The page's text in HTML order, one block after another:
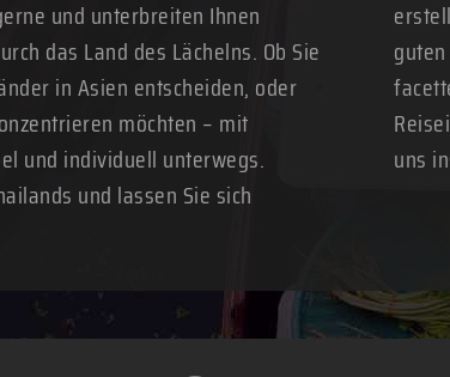
und unterbreiten Ihnen
das Land des Lächelns. Ob Sie
in Asien entscheiden, oder
möchten – mit
und individuell unterwegs.
und lassen Sie sich
uns